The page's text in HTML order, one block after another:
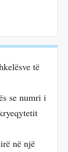
të
se numri i
në një